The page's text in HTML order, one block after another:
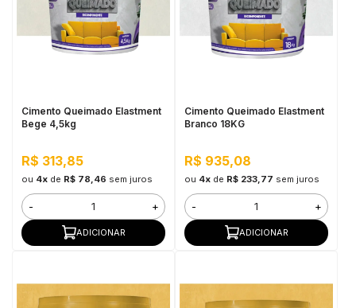
Cimento Queimado Elastment
Bege 4,5kg
R$ 313,85
ou 4xde R$ 78,46 sem juros
- +
ADICIONAR
Cimento Queimado Elastment
Branco 18KG
R$ 935,08
ou 4xde R$ 233,77 sem juros
- +
ADICIONAR